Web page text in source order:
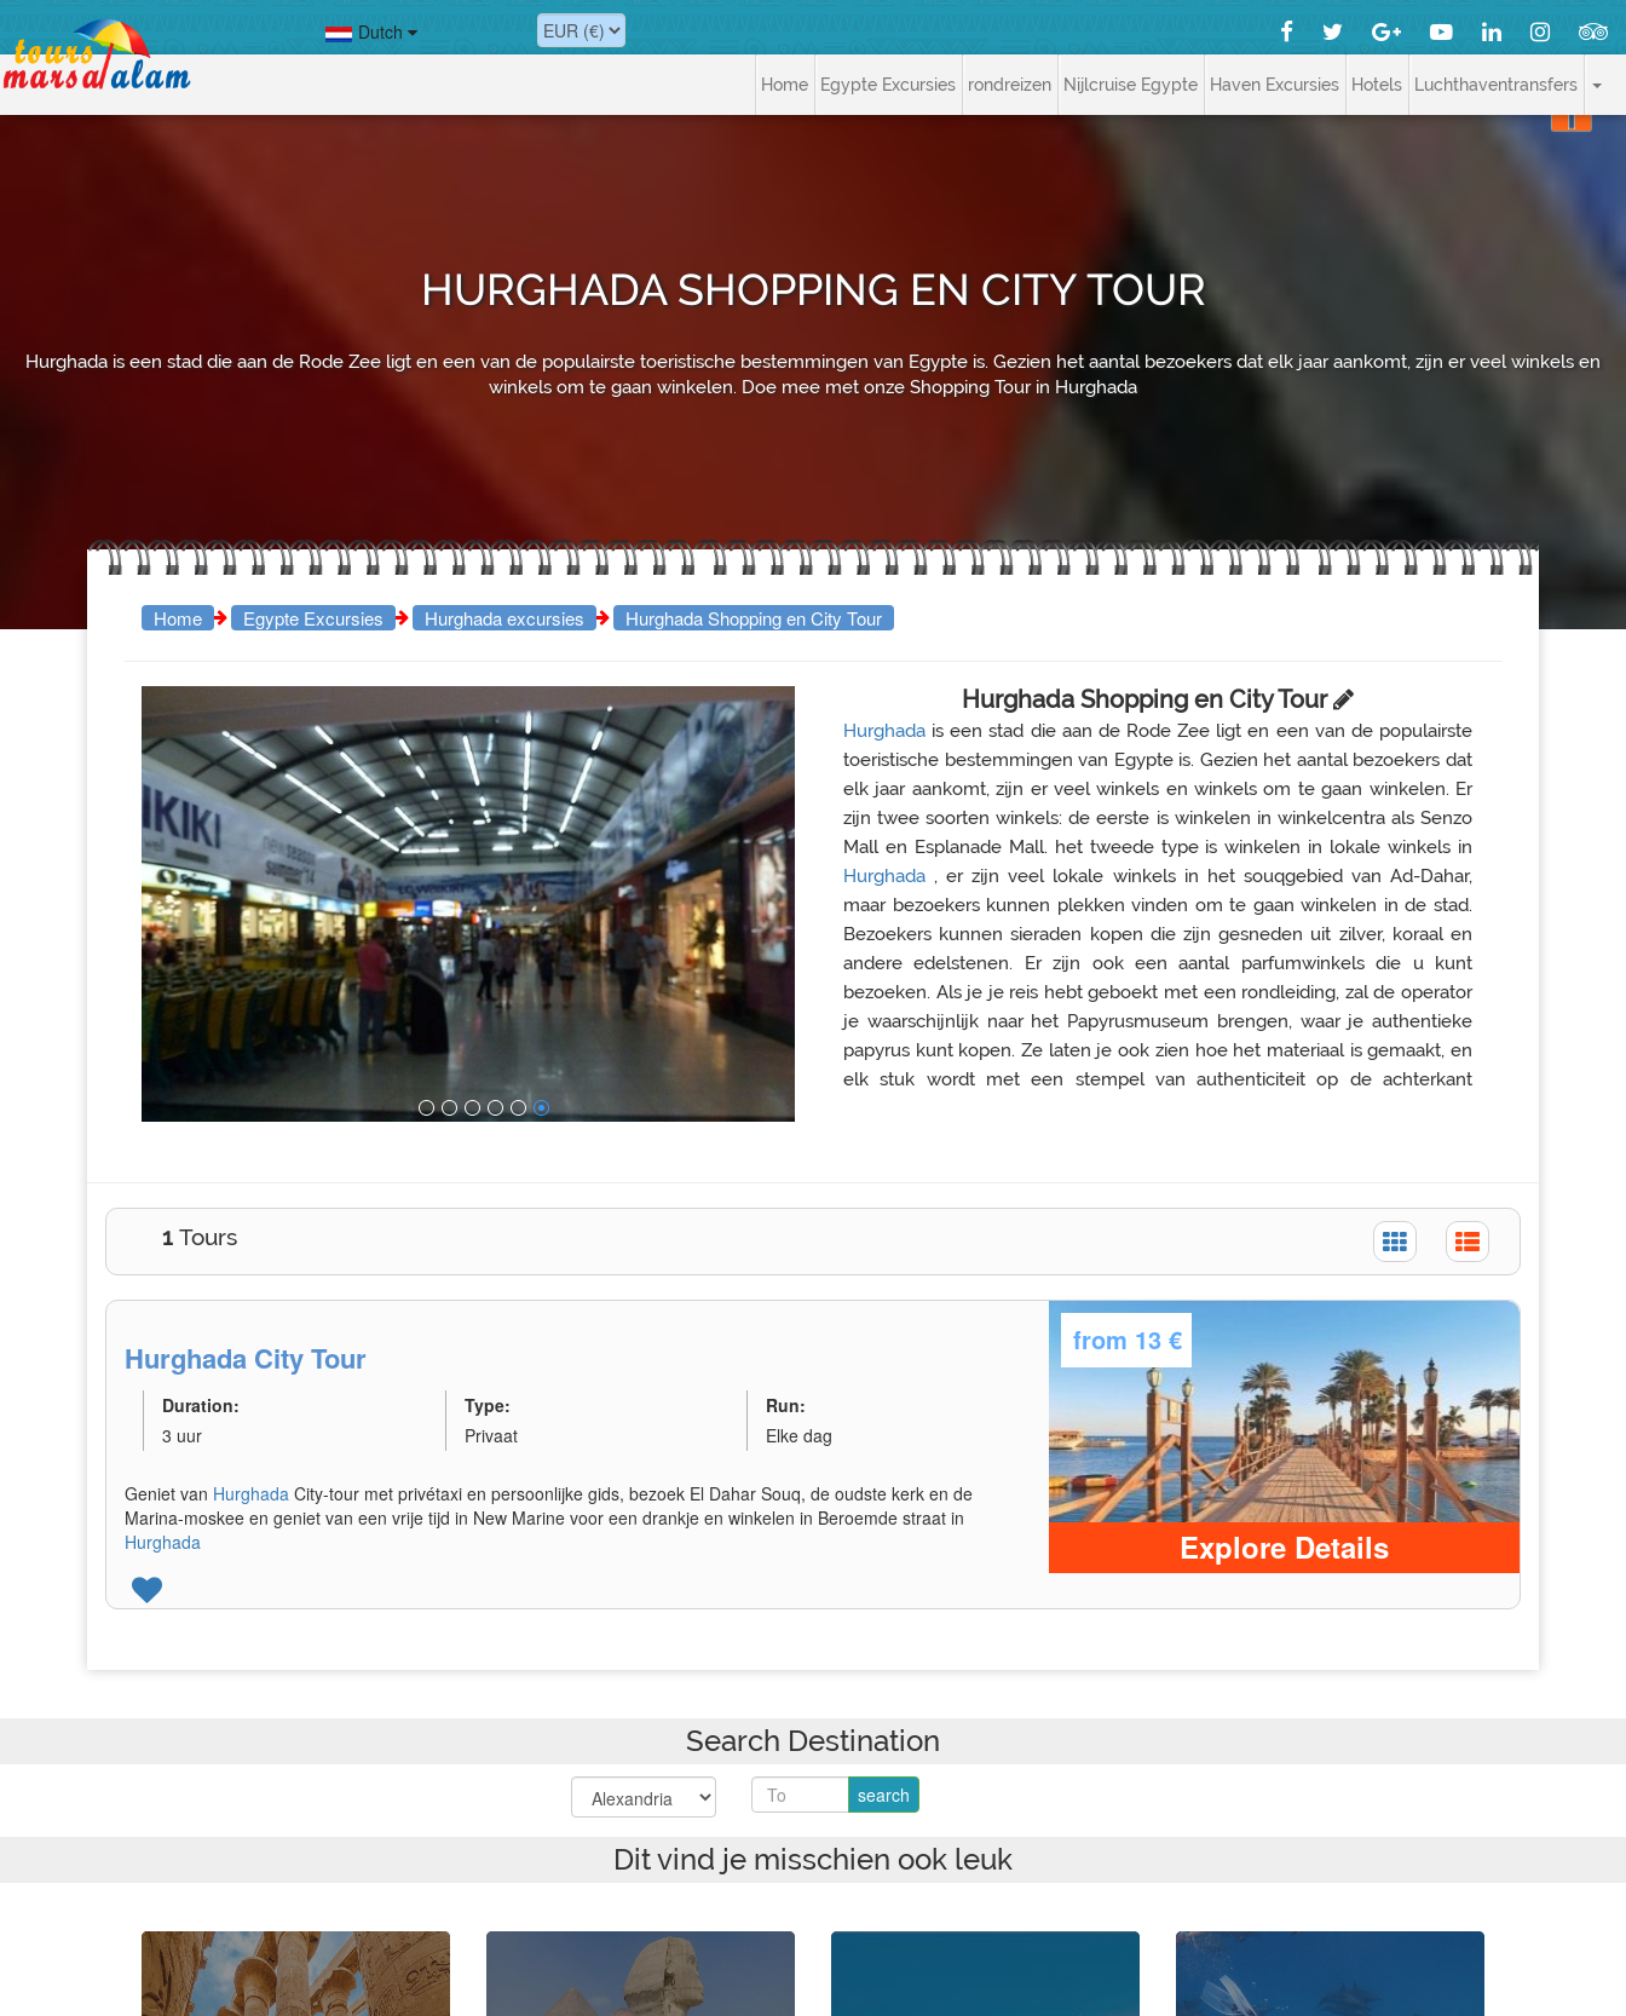
Dutch
Home Egypte Excursies rondreizen Nijlcruise Egypte Haven Excursies Hotels Luchthaventransfers
HURGHADA SHOPPING EN CITY TOUR
Hurghada is een stad die aan de Rode Zee ligt en een van de populairste toeristische bestemmingen van Egypte is. Gezien het aantal bezoekers dat elk jaar aankomt, zijn er veel winkels en
winkels om te gaan winkelen. Doe mee met onze Shopping Tour in Hurghada
Home Egypte Excursies Hurghada excursies Hurghada Shopping en City Tour
Hurghada Shopping en City Tour
Hurghada is een stad die aan de Rode Zee ligt en een van de populairste
toeristische bestemmingen van Egypte is. Gezien het aantal bezoekers dat
elk jaar aankomt, zijn er veel winkels en winkels om te gaan winkelen. Er
zijn twee soorten winkels: de eerste is winkelen in winkelcentra als Senzo
Mall en Esplanade Mall. het tweede type is winkelen in lokale winkels in
Hurghada , er zijn veel lokale winkels in het souqgebied van Ad-Dahar,
maar bezoekers kunnen plekken vinden om te gaan winkelen in de stad.
Bezoekers kunnen sieraden kopen die zijn gesneden uit zilver, koraal en
andere edelstenen. Er zijn ook een aantal parfumwinkels die u kunt
bezoeken. Als je je reis hebt geboekt met een rondleiding, zal de operator
je waarschijnlijk naar het Papyrusmuseum brengen, waar je authentieke
papyrus kunt kopen. Ze laten je ook zien hoe het materiaal is gemaakt, en
elk stuk wordt met een stempel van authenticiteit op de achterkant
1 Tours
Hurghada City Tour
Duration:
3 uur
Type:
Privaat
Run:
Elke dag
Geniet van Hurghada City-tour met privétaxi en persoonlijke gids, bezoek El Dahar Souq, de oudste kerk en de
Marina-moskee en geniet van een vrije tijd in New Marine voor een drankje en winkelen in Beroemde straat in
Hurghada
from 13 €
Explore Details
Search Destination
Dit vind je misschien ook leuk